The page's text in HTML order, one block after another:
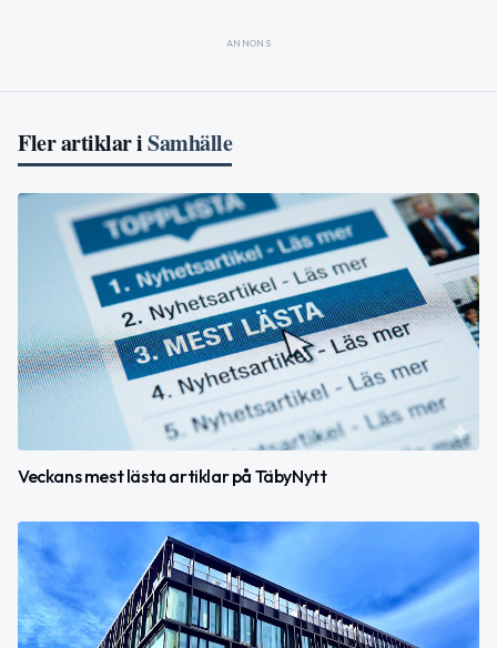
ANNONS
Fler artiklar iSamhälle
Veckans mest lästa artiklar på TäbyNytt